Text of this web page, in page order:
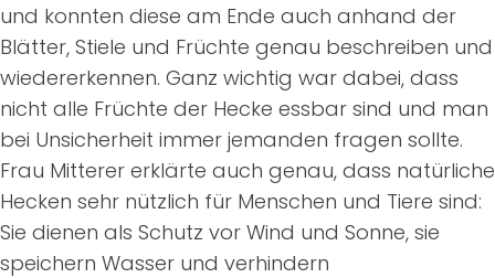
und konnten diese am Ende auch anhand der
Blätter, Stiele und Früchte genau beschreiben und
wiedererkennen. Ganz wichtig war dabei, dass
nicht alle Früchte der Hecke essbar sind und man
bei Unsicherheit immer jemanden fragen sollte.
Frau Mitterer erklärte auch genau, dass natürliche
Hecken sehr nützlich für Menschen und Tiere sind:
Sie dienen als Schutz vor Wind und Sonne, sie
speichern Wasser und verhindern